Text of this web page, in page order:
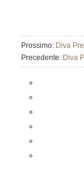
Prossimo: Diva
Precedente: Diva